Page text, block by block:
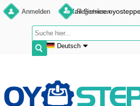
Anmelden Registrieren
Deutsch
Français
E-